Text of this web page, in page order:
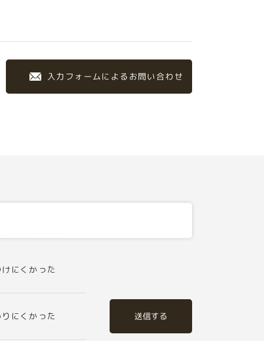
入力フォームによるお問い合わせ
けにくかった
にくかった 送信する